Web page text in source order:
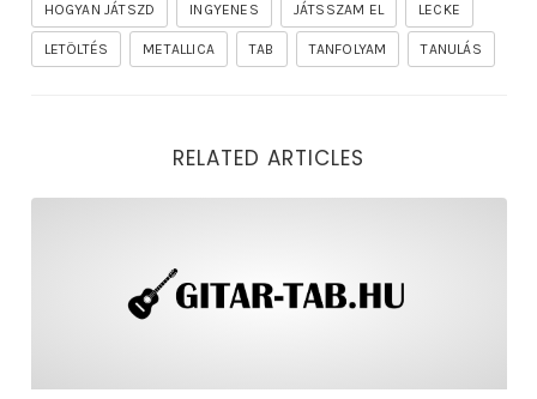
HOGYAN JÁTSZD INGYENES JÁTSSZAM EL LECKE
LETÖLTÉS METALLICA TAB TANFOLYAM TANULÁS
RELATED ARTICLES